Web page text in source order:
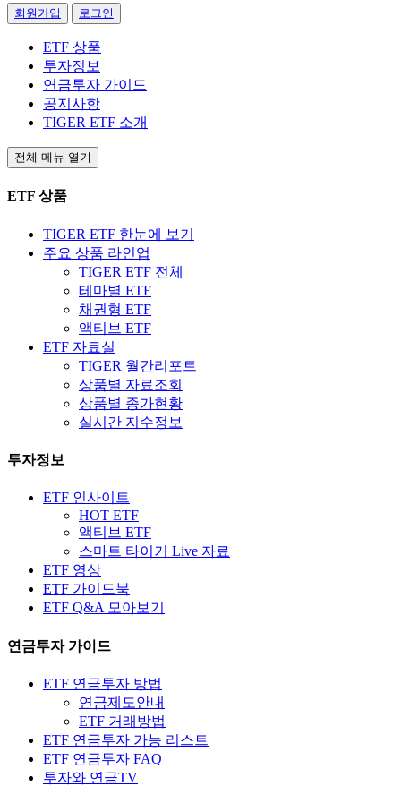
회원가입 로그인
ETF 상품
투자정보
연금투자 가이드
공지사항
TIGER ETF 소개
전체 메뉴 열기
ETF 상품
TIGER ETF 한눈에 보기
주요 상품 라인업
TIGER ETF 전체
테마별 ETF
채권형 ETF
액티브 ETF
ETF 자료실
TIGER 월간리포트
상품별 자료조회
상품별 종가현황
실시간 지수정보
투자정보
ETF 인사이트
HOT ETF
액티브 ETF
스마트 타이거 Live 자료
ETF 영상
ETF 가이드북
ETF Q&A 모아보기
연금투자 가이드
ETF 연금투자 방법
연금제도안내
ETF 거래방법
ETF 연금투자 가능 리스트
ETF 연금투자 FAQ
투자와 연금TV